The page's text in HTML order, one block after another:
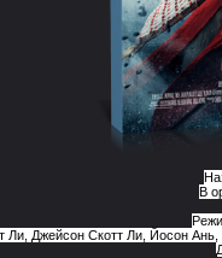
В
Джейсон Скотт Ли, Йосон